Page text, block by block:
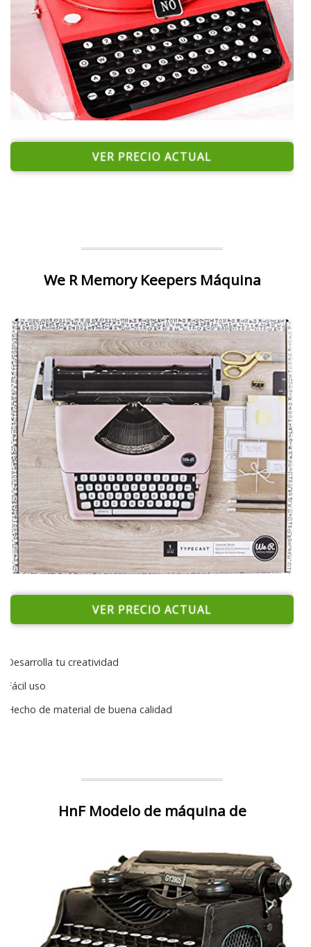
VER PRECIO ACTUAL
We R Memory Keepers Máquina
VER PRECIO ACTUAL
Desarrolla tu creatividad
Fácil uso
Hecho de material de buena calidad
HnF Modelo de máquina de